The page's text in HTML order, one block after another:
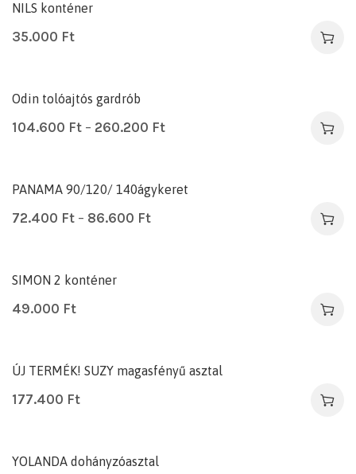
NILS konténer
35.000 Ft
Odin tolóajtós gardrób
104.600 Ft – 260.200 Ft
PANAMA 90/120/ 140ágykeret
72.400 Ft – 86.600 Ft
SIMON 2 konténer
49.000 Ft
ÚJ TERMÉK! SUZY magasfényű asztal
177.400 Ft
YOLANDA dohányzóasztal